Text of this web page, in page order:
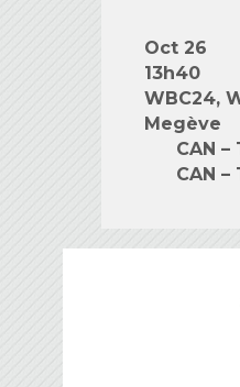
Oct 26
13h40
WBC24,
Megève
CAN
CAN